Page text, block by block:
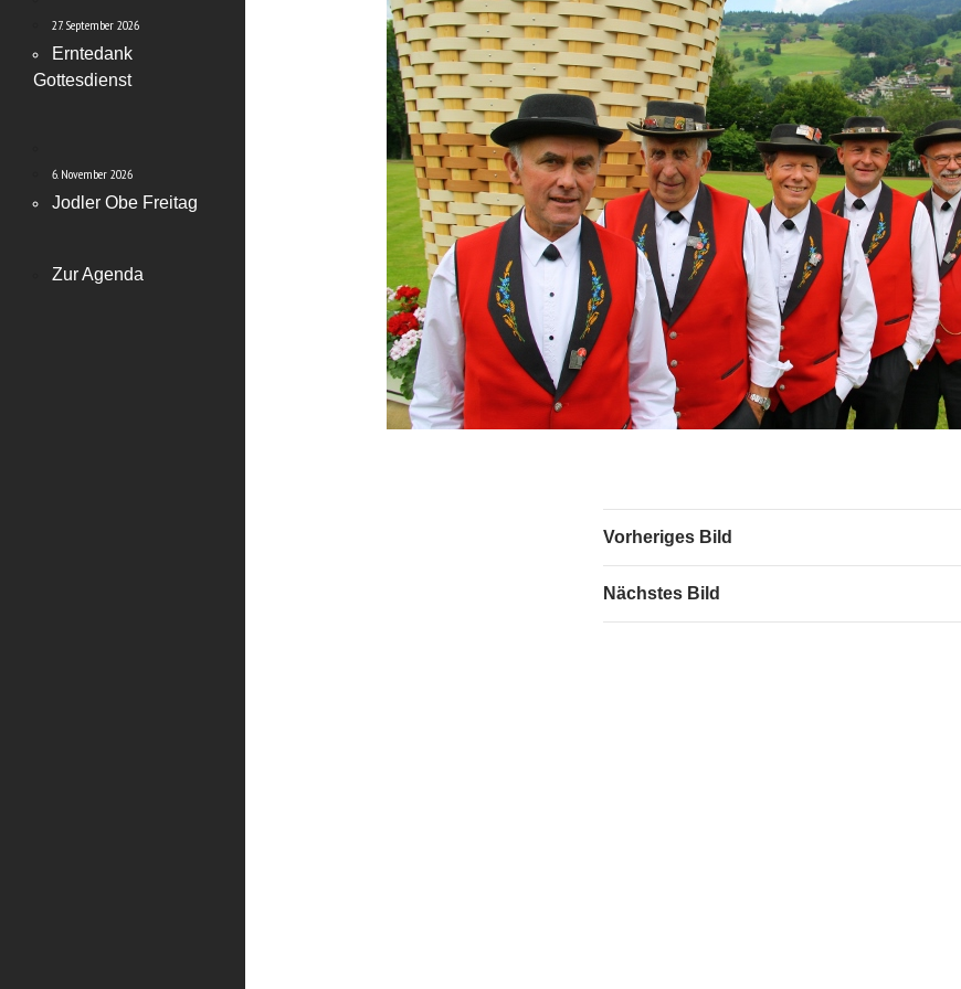
Vorheriges Bild
Nächstes Bild
27. September 2026
Erntedank
Gottesdienst
6. November 2026
Jodler Obe Freitag
Zur Agenda